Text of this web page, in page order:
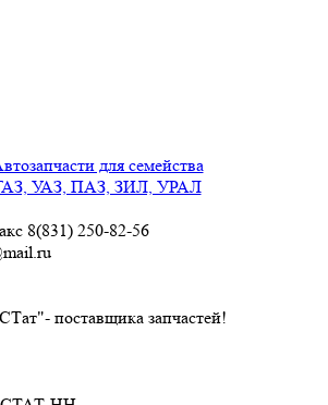
для семейства
УАЗ, ПАЗ, ЗИЛ, УРАЛ
8(831) 250-82-56
поставщика запчастей!